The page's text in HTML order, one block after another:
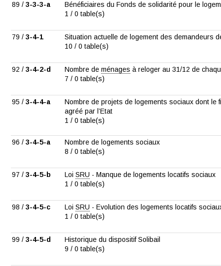
89 /3-3-3-a
Bénéficiaires du Fonds de solidarité pour le
1 / 0 table(s)
79 /3-4-1
Situation actuelle de logement des demandeurs
10 / 0 table(s)
92 /3-4-2-d Nombre deménages à reloger au 31/12 de
7 / 0 table(s)
95 /3-4-4-a
Nombre de projets de logements sociaux dont le
agréé par l’Etat
1 / 0 table(s)
96 /3-4-5-a
Nombre de logements sociaux
8 / 0 table(s)
97 /3-4-5-b LoiSRU - Manque de logements locatifs sociaux
1 / 0 table(s)
98 /3-4-5-c LoiSRU - Evolution des logements locatifs
1 / 0 table(s)
99 /3-4-5-d
Historique du dispositif Solibail
9 / 0 table(s)